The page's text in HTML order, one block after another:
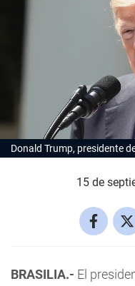
Donald Trump, presidente
15 de
BRASILIA.- El